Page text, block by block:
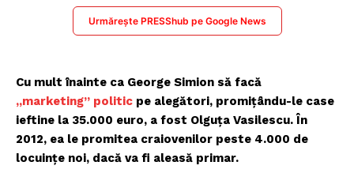
Urmărește PRESShub pe Google News
Cu mult înainte ca George Simion să facă
„marketing” politic pe alegători, promițându-le case
ieftine la 35.000 euro, a fost Olguța Vasilescu. În
2012, ea le promitea craiovenilor peste 4.000 de
locuințe noi, dacă va fi aleasă primar.